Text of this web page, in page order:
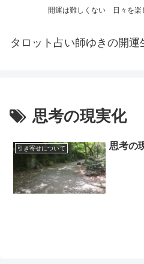
開運は難しくない 日々を楽
タロット占い師ゆきの開
思考の現実化
引き寄せについて 思考の